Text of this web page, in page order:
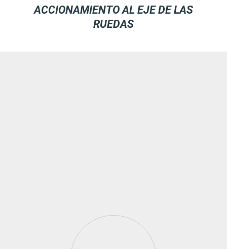
ACCIONAMIENTO AL EJE DE LAS
RUEDAS